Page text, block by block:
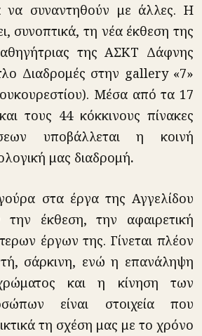
να συναντηθούν με άλλες. Η
συνοπτικά, τη νέα έκθεση της
της ΑΣΚΤ Δάφνης
Διαδρομές στην gallery «7»
Μέσα από τα 17
τους 44 κόκκινους πίνακες
υποβάλλεται η κοινή
μας διαδρομή.
στα έργα της Αγγελίδου
την έκθεση, την αφαιρετική
έργων της. Γίνεται πλέον
σάρκινη, ενώ η επανάληψη
και η κίνηση των
είναι στοιχεία που
τη σχέση μας με το χρόνο